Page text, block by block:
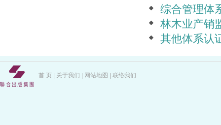
综合管理体
林木业产销
其他体系认
首 页 关于我们 网站地图 联络我们